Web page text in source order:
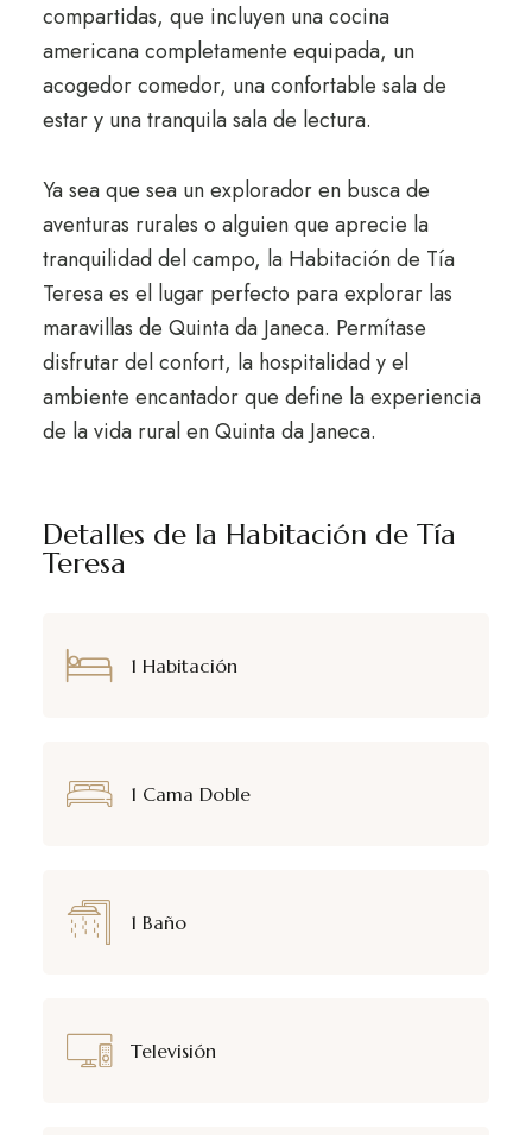
compartidas, que incluyen una cocina
americana completamente equipada, un
acogedor comedor, una confortable sala de
estar y una tranquila sala de lectura.
Ya sea que sea un explorador en busca de
aventuras rurales o alguien que aprecie la
tranquilidad del campo, la Habitación de Tía
Teresa es el lugar perfecto para explorar las
maravillas de Quinta da Janeca. Permítase
disfrutar del confort, la hospitalidad y el
ambiente encantador que define la experiencia
de la vida rural en Quinta da Janeca.
Detalles de la Habitación de Tía
Teresa
1 Habitación
1 Cama Doble
1 Baño
Televisión